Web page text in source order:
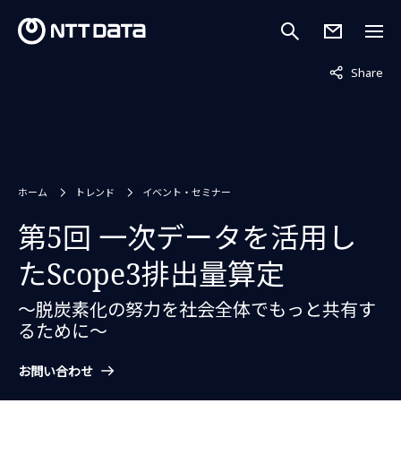
Share
非表示中
ホーム トレンド イベント・セミナー
第5回 一次データを活用し
たScope3排出量算定
～脱炭素化の努力を社会全体でもっと共有す
るために～
お問い合わせ